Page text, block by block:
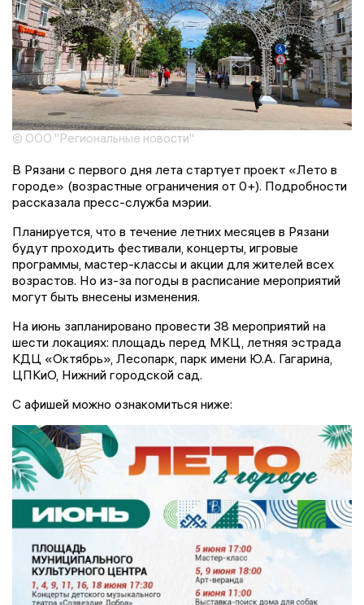
© ООО "Региональные новости"
В Рязани с первого дня лета стартует проект «Лето в
городе» (возрастные ограничения от 0+). Подробности
рассказала пресс-служба мэрии.
Планируется, что в течение летних месяцев в Рязани
будут проходить фестивали, концерты, игровые
программы, мастер-классы и акции для жителей всех
возрастов. Но из-за погоды в расписание мероприятий
могут быть внесены изменения.
На июнь запланировано провести 38 мероприятий на
шести локациях: площадь перед МКЦ, летняя эстрада
КДЦ «Октябрь», Лесопарк, парк имени Ю.А. Гагарина,
ЦПКиО, Нижний городской сад.
С афишей можно ознакомиться ниже: